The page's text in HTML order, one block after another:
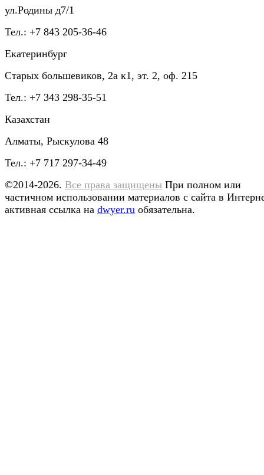
ул.Родины д7/1
Тел.: +7 843 205-36-46
Екатеринбург
Старых большевиков, 2а к1, эт. 2, оф. 215
Тел.: +7 343 298-35-51
Казахстан
Алматы, Рыскулова 48
Тел.: +7 717 297-34-49
©2014-2026. Все права защищены При полном или
частичном использовании материалов с сайта в
активная ссылка на dwyer.ru обязательна.